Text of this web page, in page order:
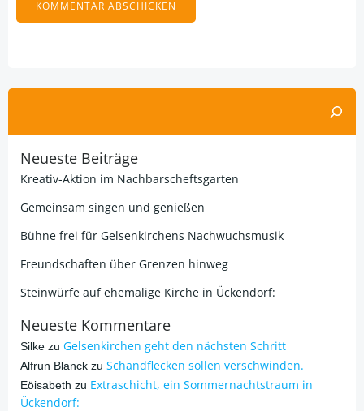
Neueste Beiträge
Kreativ-Aktion im Nachbarscheftsgarten
Gemeinsam singen und genießen
Bühne frei für Gelsenkirchens Nachwuchsmusik
Freundschaften über Grenzen hinweg
Steinwürfe auf ehemalige Kirche in Ückendorf:
Neueste Kommentare
Silke zu Gelsenkirchen geht den nächsten Schritt
Alfrun Blanck zu Schandflecken sollen verschwinden.
Eöisabeth zu Extraschicht, ein Sommernachtstraum in
Ückendorf: